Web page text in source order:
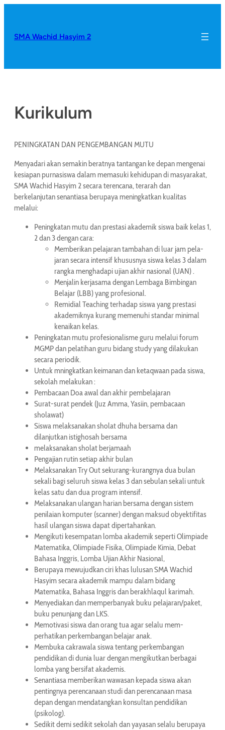
SMA Wachid Hasyim 2
Kurikulum
PENINGKATAN DAN PENGEMBANGAN MUTU
Menyadari akan semakin beratnya tantangan ke depan mengenai
kesiapan purnasiswa dalam memasuki kehidupan di masyarakat,
SMA Wachid Hasyim 2 secara terencana, terarah dan
berkelanjutan senantiasa berupaya meningkatkan kualitas
melalui:
Peningkatan mutu dan prestasi akademik siswa baik kelas 1,
2 dan 3 dengan cara:
Memberikan pelajaran tambahan di luar jam pela­
jaran secara intensif khususnya siswa kelas 3 dalam
rangka menghadapi ujian akhir nasional (UAN) .
Menjalin kerjasama dengan Lembaga Bimbingan
Belajar (LBB) yang profesional.
Remidial Teaching terhadap siswa yang prestasi
akademiknya kurang memenuhi standar minimal
kenaikan kelas.
Peningkatan mutu profesionalisme guru melalui forum
MGMP dan pelatihan guru bidang study yang dilakukan
secara periodik.
Untuk mningkatkan keimanan dan ketaqwaan pada siswa,
sekolah melakukan :
Pembacaan Doa awal dan akhir pembelajaran
Surat-surat pendek (Juz Amma, Yasiin, pembacaan
sholawat)
Siswa melaksanakan sholat dhuha bersama dan
dilanjutkan istighosah bersama
melaksanakan sholat berjamaah
Pengajian rutin setiap akhir bulan
Melaksanakan Try Out sekurang-kurangnya dua bulan
sekali bagi seluruh siswa kelas 3 dan sebulan sekali untuk
kelas satu dan dua program intensif.
Melaksanakan ulangan harian bersama dengan sistem
penilaian komputer (scanner) dengan maksud obyektifitas
hasil ulangan siswa dapat dipertahankan.
Mengikuti kesempatan lomba akademik seperti Olimpiade
Matematika, Olimpiade Fisika, Olimpiade Kimia, Debat
Bahasa Inggris, Lomba Ujian Akhir Nasional,
Berupaya mewujudkan ciri khas lulusan SMA Wachid
Hasyim secara akademik mampu dalam bidang
Matematika, Bahasa Inggris dan berakhlaqul karimah.
Menyediakan dan memperbanyak buku pelajaran/paket,
buku penunjang dan LKS.
Memotivasi siswa dan orang tua agar selalu mem­
perhatikan perkembangan belajar anak.
Membuka cakrawala siswa tentang perkembangan
pendidikan di dunia luar dengan mengikutkan berbagai
lomba yang bersifat akademis.
Senantiasa memberikan wawasan kepada siswa akan
pentingnya perencanaan studi dan perencanaan masa
depan dengan mendatangkan konsultan pendidikan
(psikolog).
Sedikit demi sedikit sekolah dan yayasan selalu ber­upaya